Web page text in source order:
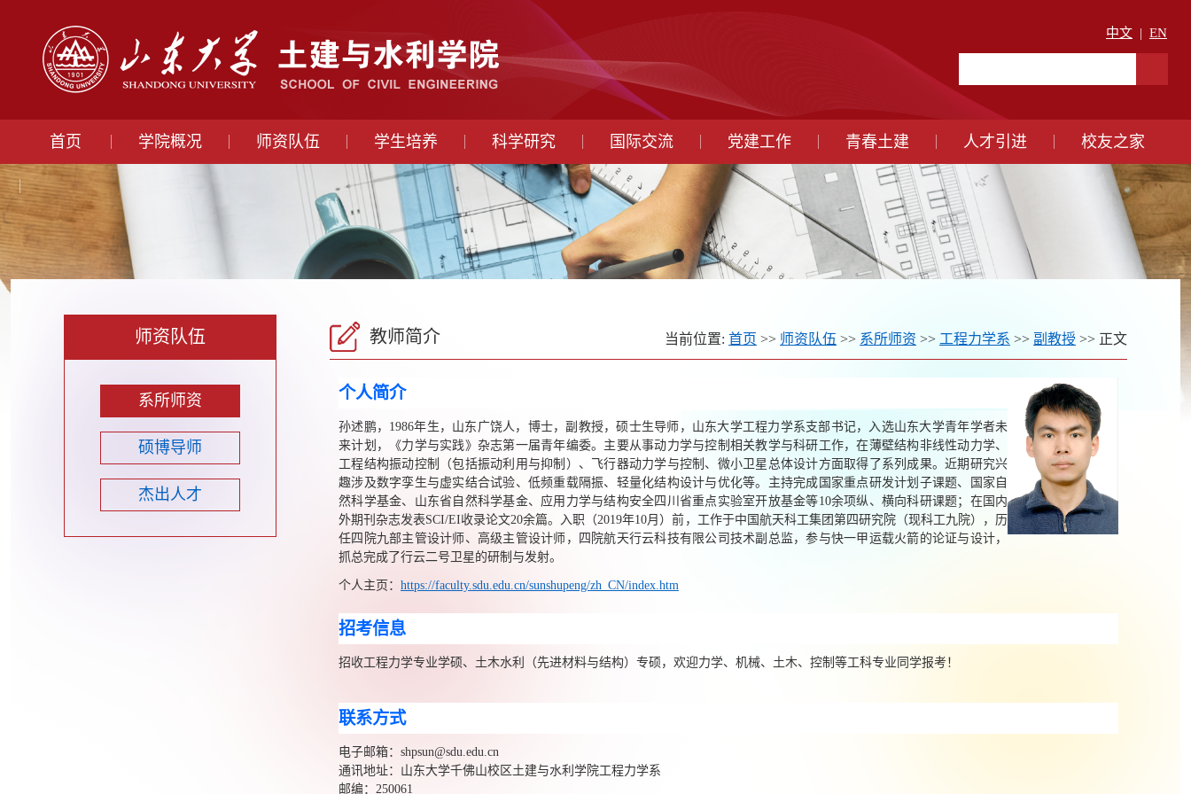
中文 | EN
首页 学院概况 师资队伍 学生培养 科学研究 国际交流 党建工作 青春土建 人才引进 校友之家
师资队伍
系所师资
硕博导师
杰出人才
教师简介 当前位置: 首页 >> 师资队伍 >> 系所师资 >> 工程力学系 >> 副教授 >> 正文
个人简介
孙述鹏， 1986年生，山东广饶人，博士，副教授，硕士生导师，山东大学工程力学系支部书记，入选山东大学青年学者未
来计划，《力学与实践》杂志第一届青年编委。主要从事动力学与控制相关教学与科研工作，在薄壁结构非线性动力学、
工程结构振动控制（包括振动利用与抑制）、飞行器动力学与控制、微小卫星总体设计方面取得了系列成果。近期研究兴
趣涉及数字孪生与虚实结合试验、低频重载隔振、轻量化结构设计与优化等。主持完成国家重点研发计划子课题、国家自
然科学基金、山东省自然科学基金、应用力学与结构安全四川省重点实验室开放基金等10余项纵、横向科研课题；在国内
外期刊杂志发表SCI/EI收录论文20余篇。入职（2019年10月）前，工作于中国航天科工集团第四研究院（现科工九院），历
任四院九部主管设计师、高级主管设计师，四院航天行云科技有限公司技术副总监，参与快一甲运载火箭的论证与设计，
抓总完成了行云二号卫星的研制与发射。
个人主页： https://faculty.sdu.edu.cn/sunshupeng/zh_CN/index.htm
招考信息
招收工程力学专业学硕、土木水利（先进材料与结构）专硕，欢迎力学、机械、土木、控制等工科专业同学报考！
联系方式
电子邮箱： shpsun@sdu.edu.cn
通讯地址：山东大学千佛山校区土建与水利学院工程力学系
邮编： 250061